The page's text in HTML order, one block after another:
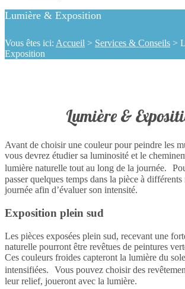
Lumière & Exposition
Vous êtes ici: Accueil > Services & Conseils >
Exposition
Lumière &
Avant de choisir une couleur pour peindre les
vous devrez étudier sa luminosité et le
lumière naturelle tout au long de la journée.
passer quelques temps dans la pièce à différents
journée afin d’évaluer son intensité.
Exposition plein sud
Les pièces exposées plein sud, recevant une
naturelle pourront être revêtues de peintures
Ces couleurs froides capteront la lumière du
intensifiées. Vous pouvez choisir des
leur relief, joueront avec la lumière.